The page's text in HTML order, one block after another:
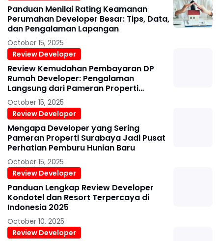
Panduan Menilai Rating Keamanan
Perumahan Developer Besar: Tips, Data,
dan Pengalaman Lapangan
October 15, 2025
Review Developer
Review Kemudahan Pembayaran DP
Rumah Developer: Pengalaman
Langsung dari Pameran Properti
Surabaya 2025
October 15, 2025
Review Developer
Mengapa Developer yang Sering
Pameran Properti Surabaya Jadi Pusat
Perhatian Pemburu Hunian Baru
October 15, 2025
Review Developer
Panduan Lengkap Review Developer
Kondotel dan Resort Terpercaya di
Indonesia 2025
October 10, 2025
Review Developer